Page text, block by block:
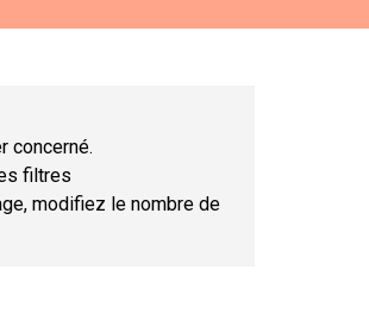
concerné.
filtres
modifiez le nombre de